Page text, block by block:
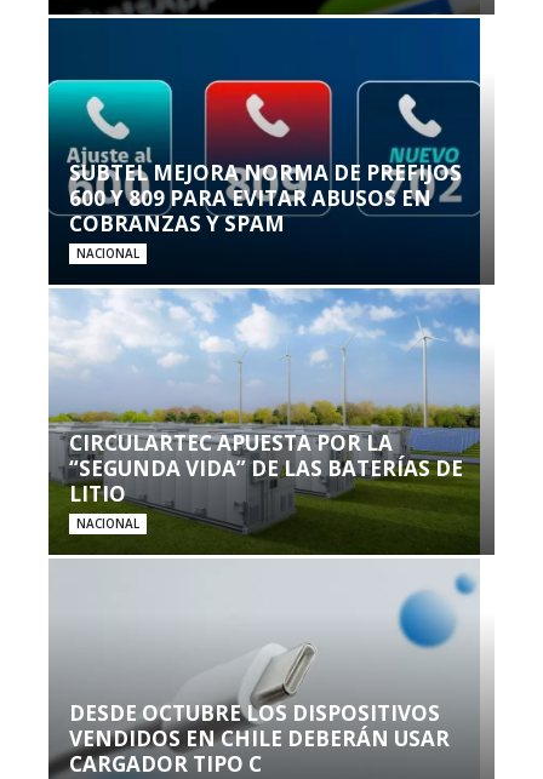
SUBTEL MEJORA NORMA DE PREFIJOS
600 Y 809 PARA EVITAR ABUSOS EN
COBRANZAS Y SPAM
NACIONAL
CIRCULARTEC APUESTA POR LA
“SEGUNDA VIDA” DE LAS BATERÍAS DE
LITIO
NACIONAL
DESDE OCTUBRE LOS DISPOSITIVOS
VENDIDOS EN CHILE DEBERÁN USAR
CARGADOR TIPO C